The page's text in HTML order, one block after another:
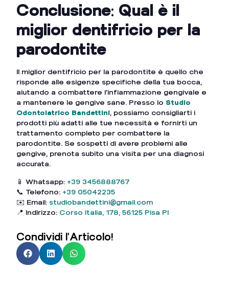
Conclusione: Qual è il
miglior dentifricio per la
parodontite
Il miglior dentifricio per la parodontite è quello che
risponde alle esigenze specifiche della tua bocca,
aiutando a combattere l’infiammazione gengivale e
a mantenere le gengive sane. Presso lo Studio
Odontoiatrico Bandettini, possiamo consigliarti i
prodotti più adatti alle tue necessità e fornirti un
trattamento completo per combattere la
parodontite. Se sospetti di avere problemi alle
gengive, prenota subito una visita per una diagnosi
accurata.
📱 Whatsapp: +39 3456888767
📞 Telefono: +39 05042235
✉️ Email: studiobandettini@gmail.com
📍 Indirizzo: Corso Italia, 178, 56125 Pisa PI
Condividi l'Articolo!